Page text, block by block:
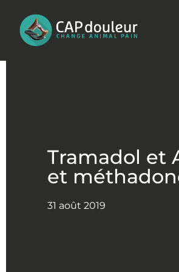
contenu
Tramadol et
et
31 août 2019